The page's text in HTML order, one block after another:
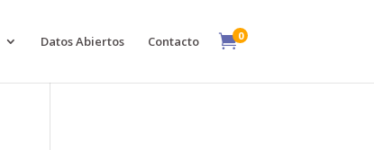
Datos Abiertos Contacto 0